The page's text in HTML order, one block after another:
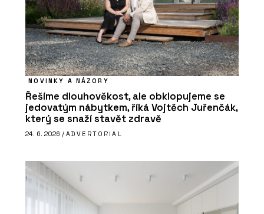
NOVINKY A NÁZORY
Řešíme dlouhověkost, ale obklopujeme se
jedovatým nábytkem, říká Vojtěch Juřenčák,
který se snaží stavět zdravě
24. 6. 2026 / ADVERTORIAL